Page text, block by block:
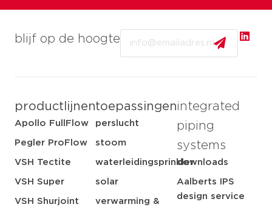
blijf op de hoogte
productlijnen
Apollo FullFlow
Pegler ProFlow
VSH Tectite
VSH Super
VSH Shurjoint
toepassingen
perslucht
stoom
waterleidingsprinkler
solar
verwarming &
integrated
piping
systems
downloads
Aalberts IPS
design service